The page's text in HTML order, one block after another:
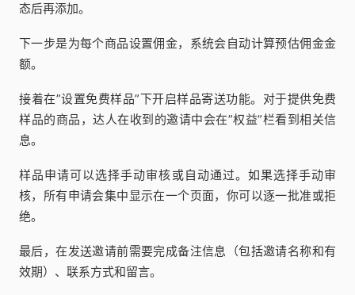
态后再添加。
下一步是为每个商品设置佣金，系统会自动计算预估佣金金
额。
接着在”设置免费样品”下开启样品寄送功能。对于提供免费
样品的商品，达人在收到的邀请中会在”权益”栏看到相关信
息。
样品申请可以选择手动审核或自动通过。如果选择手动审
核，所有申请会集中显示在一个页面，你可以逐一批准或拒
绝。
最后，在发送邀请前需要完成备注信息（包括邀请名称和有
效期）、联系方式和留言。